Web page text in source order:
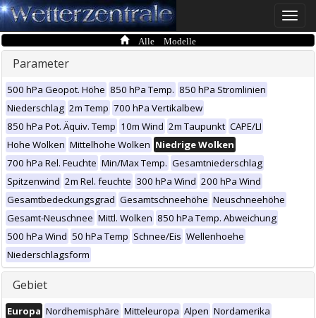
Toggle
Alle Modelle
Parameter
500 hPa Geopot. Höhe 850 hPa Temp. 850 hPa Stromlinien
Niederschlag 2m Temp 700 hPa Vertikalbew
850 hPa Pot. Äquiv. Temp 10m Wind 2m Taupunkt CAPE/LI
Hohe Wolken Mittelhohe Wolken Niedrige Wolken
700 hPa Rel. Feuchte Min/Max Temp. Gesamtniederschlag
Spitzenwind 2m Rel. feuchte 300 hPa Wind 200 hPa Wind
Gesamtbedeckungsgrad Gesamtschneehöhe Neuschneehöhe
Gesamt-Neuschnee Mittl. Wolken 850 hPa Temp. Abweichung
500 hPa Wind 50 hPa Temp Schnee/Eis Wellenhoehe
Niederschlagsform
Gebiet
Europa Nordhemisphäre Mitteleuropa Alpen Nordamerika